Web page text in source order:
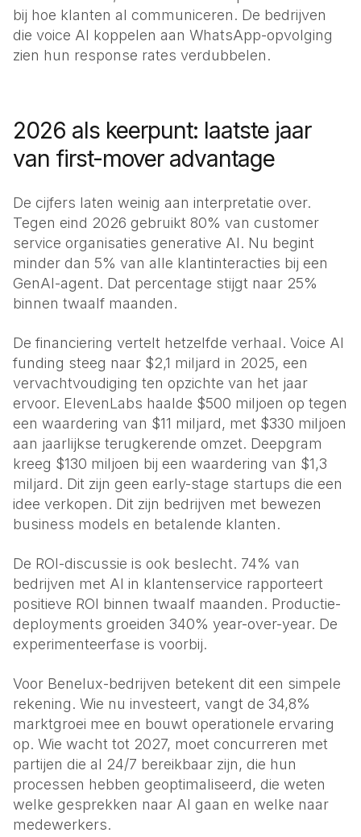
bij hoe klanten al communiceren. De bedrijven
die voice AI koppelen aan WhatsApp-opvolging
zien hun response rates verdubbelen.
2026 als keerpunt: laatste jaar
van first-mover advantage
De cijfers laten weinig aan interpretatie over.
Tegen eind 2026 gebruikt 80% van customer
service organisaties generative AI. Nu begint
minder dan 5% van alle klantinteracties bij een
GenAI-agent. Dat percentage stijgt naar 25%
binnen twaalf maanden.
De financiering vertelt hetzelfde verhaal. Voice AI
funding steeg naar $2,1 miljard in 2025, een
vervachtvoudiging ten opzichte van het jaar
ervoor. ElevenLabs haalde $500 miljoen op tegen
een waardering van $11 miljard, met $330 miljoen
aan jaarlijkse terugkerende omzet. Deepgram
kreeg $130 miljoen bij een waardering van $1,3
miljard. Dit zijn geen early-stage startups die een
idee verkopen. Dit zijn bedrijven met bewezen
business models en betalende klanten.
De ROI-discussie is ook beslecht. 74% van
bedrijven met AI in klantenservice rapporteert
positieve ROI binnen twaalf maanden. Productie-
deployments groeiden 340% year-over-year. De
experimenteerfase is voorbij.
Voor Benelux-bedrijven betekent dit een simpele
rekening. Wie nu investeert, vangt de 34,8%
marktgroei mee en bouwt operationele ervaring
op. Wie wacht tot 2027, moet concurreren met
partijen die al 24/7 bereikbaar zijn, die hun
processen hebben geoptimaliseerd, die weten
welke gesprekken naar AI gaan en welke naar
medewerkers.